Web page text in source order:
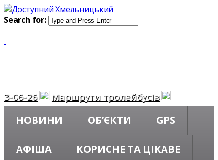
Search for:
26 Маршрути тролейбусів
НОВИНИ ОБ’ЄКТИ GPS
АФІША КОРИСНЕ ТА ЦІКАВЕ